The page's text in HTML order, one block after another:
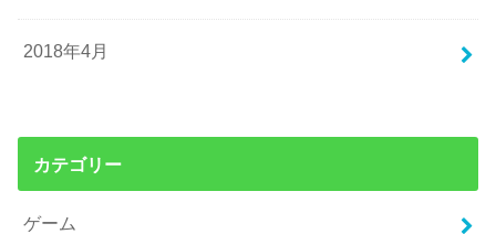
2018年4月
カテゴリー
ゲーム